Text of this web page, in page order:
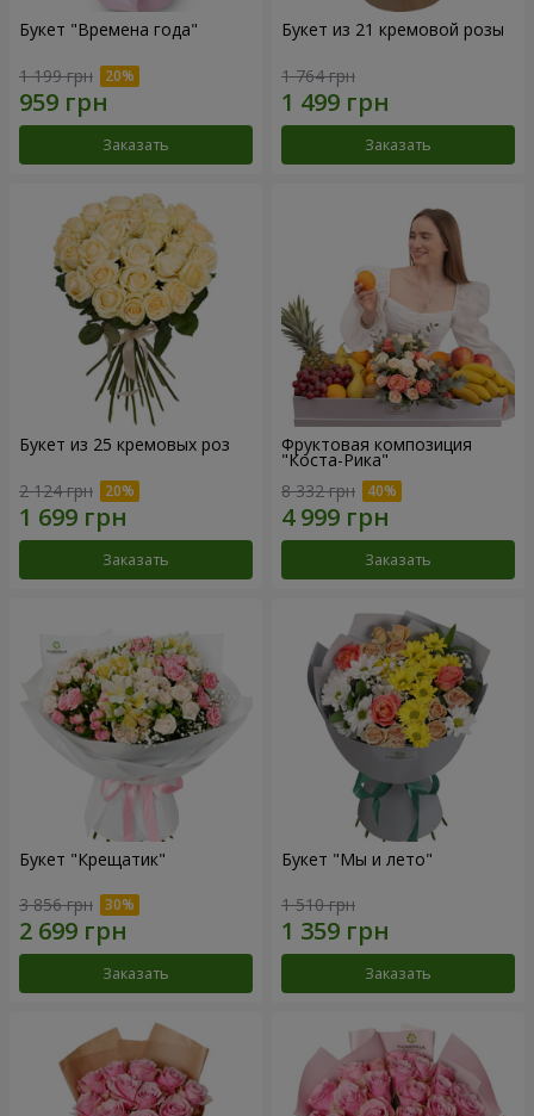
Букет "Времена года"
1 199 грн
Заказать
Букет из 21 кремовой розы
1 764 грн
Заказать
Букет из 25 кремовых роз
2 124 грн
Заказать
Фруктовая композиция
"Коста-Рика"
8 332 грн
Заказать
Букет "Крещатик"
3 856 грн
Заказать
Букет "Мы и лето"
1 510 грн
Заказать